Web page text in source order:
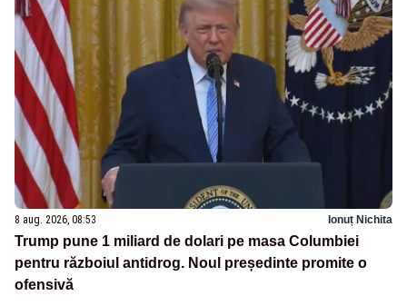
8 aug. 2026, 08:53 Ionuț Nichita
Trump pune 1 miliard de dolari pe masa Columbiei
pentru războiul antidrog. Noul președinte promite o
ofensivă